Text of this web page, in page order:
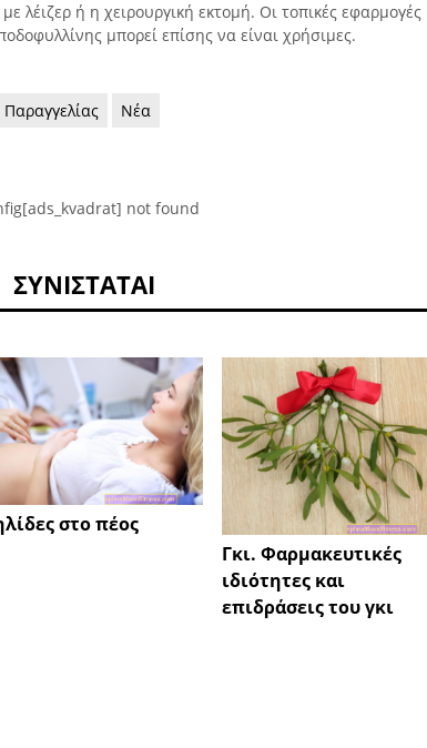
λέιζερ ή η χειρουργική εκτομή. Οι τοπικές εφαρμογές
μπορεί επίσης να είναι χρήσιμες.
Νέα
not found
ΣΥΝΙΣΤΆΤΑΙ
στο πέος
Γκι. Φαρμακευτικές
ιδιότητες και
επιδράσεις του γκι